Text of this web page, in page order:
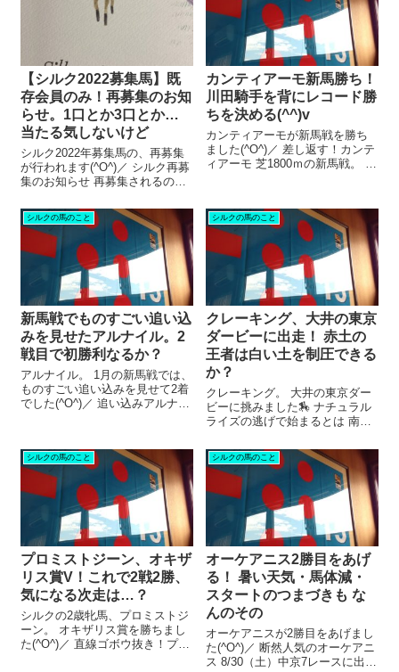
【シルク2022募集馬】既
存会員のみ！再募集のお知
らせ。1口とか3口とか…
当たる気しないけど
シルク2022年募集馬の、再募集
が行われます(^O^)／ シルク再募
集のお知らせ 再募集されるの
全部で79頭いたから、だいたい
半分くらいエントリーしていま
すね。 抽優でバツをくらった、
あの馬とか。 「早期の移...
カンティアーモ新馬勝ち！
川田騎手を背にレコード勝
ちを決める(^^)v
カンティアーモが新馬戦を勝ち
ました(^O^)／ 差し返す！カンテ
ィアーモ 芝1800ｍの新馬戦。 新
るものと思っていましたが。 内
枠から飛び出したスプリンクル
ソルトの刻むラップは予想以...
シルクの馬のこと
新馬戦でものすごい追い込
みを見せたアルナイル。2
戦目で初勝利なるか？
アルナイル。 1月の新馬戦では、
ものすごい追い込みを見せて2着
でした(^O^)／ 追い込みアルナイ
教師はこんなことを言っていま
した。 ゴールをした後にはゲロ
ゲロと言っていて、ＤＤＳ...
シルクの馬のこと
クレーキング、大井の東京
ダービーに出走！ 赤土の
王者は白い土を制圧できる
か？
クレーキング。 大井の東京ダー
ビーに挑みました🏇 ナチュラル
ライズの逃げで始まるとは 南関
人気のナチュラルライズが逃げ
るという、予想外の展開でスタ
ートしました。 その逃げ方が、
優等生というより破天荒な感じ
シルクの馬のこと
プロミストジーン、オキザ
リス賞V！これで2戦2勝、
気になる次走は…？
シルクの2歳牝馬、プロミストジ
ーン。 オキザリス賞を勝ちまし
た(^O^)／ 直線ゴボウ抜き！プロ
シルクの馬のこと
オーケアニス2勝目をあげ
る！ 暑い天気・馬体減・
スタートのつまづきも な
んのその
オーケアニスが2勝目をあげまし
た(^O^)／ 断然人気のオーケアニ
ス 8/30（土）中京7レースに出走